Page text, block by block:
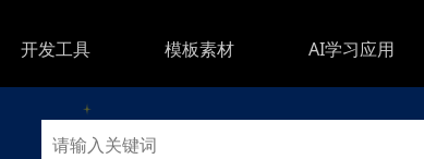
开发工具 模板素材 AI学习应用